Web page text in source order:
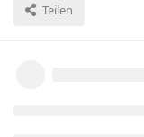
Teilen